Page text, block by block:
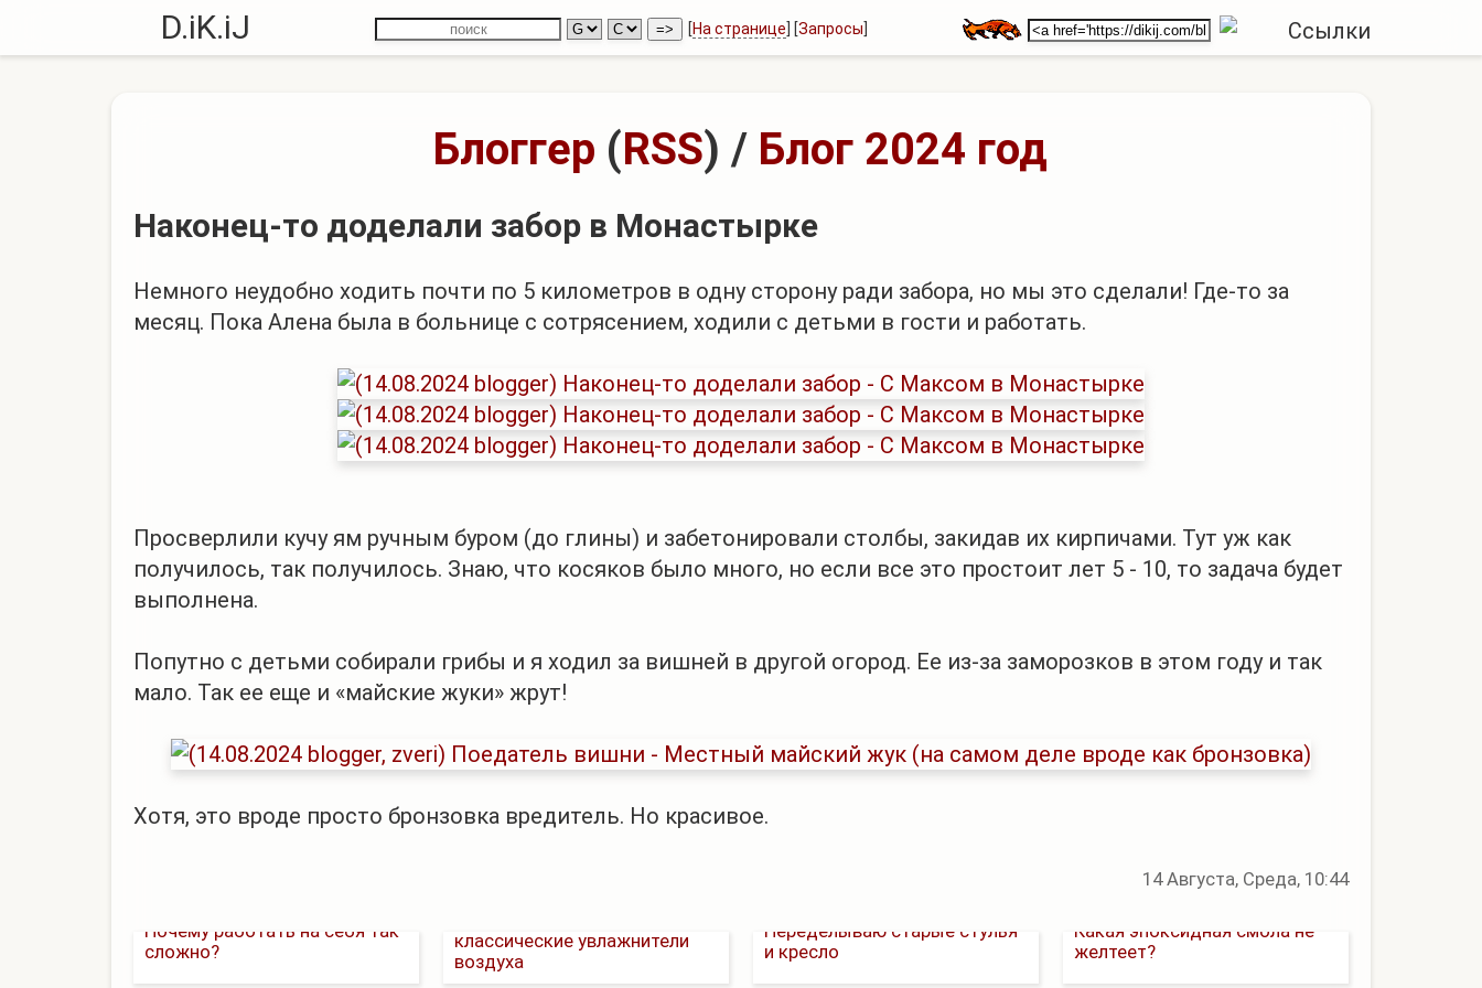
D.iK.iJ [На странице ] [Запросы
Блоггер (RSS) / Блог 2024 год
Наконец-то доделали забор в Монастырке
Немного неудобно ходить почти по 5 километров в одну сторону ради забора, но мы это сделали! Где-то за
месяц. Пока Алена была в больнице с сотрясением, ходили с детьми в гости и работать.
Просверлили кучу ям ручным буром (до глины) и забетонировали столбы, закидав их кирпичами. Тут уж как
получилось, так получилось. Знаю, что косяков было много, но если все это простоит лет 5 - 10, то задача будет
выполнена.
Попутно с детьми собирали грибы и я ходил за вишней в другой огород. Ее из-за заморозков в этом году и так
мало. Так ее еще и «майские жуки» жрут!
Хотя, это вроде просто бронзовка вредитель. Но красивое.
14 Августа, Среда, 10:44
Почему работать на себя так
сложно?
классические увлажнители
воздуха
Переделываю старые стулья
и кресло
Какая эпоксидная смола не
желтеет?